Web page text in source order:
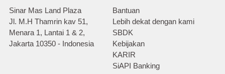
Sinar Mas Land Plaza
Jl. M.H Thamrin kav 51,
Menara 1, Lantai 1 & 2,
Jakarta 10350 - Indonesia
Bantuan
Lebih dekat dengan kami
SBDK
Kebijakan
KARIR
SiAPI Banking